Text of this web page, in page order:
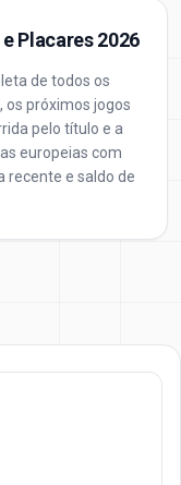
Placares 2026
de todos os
os próximos jogos
pelo título e a
europeias com
recente e saldo de